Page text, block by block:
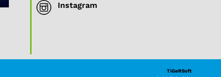
Instagram
TiGeRSoft